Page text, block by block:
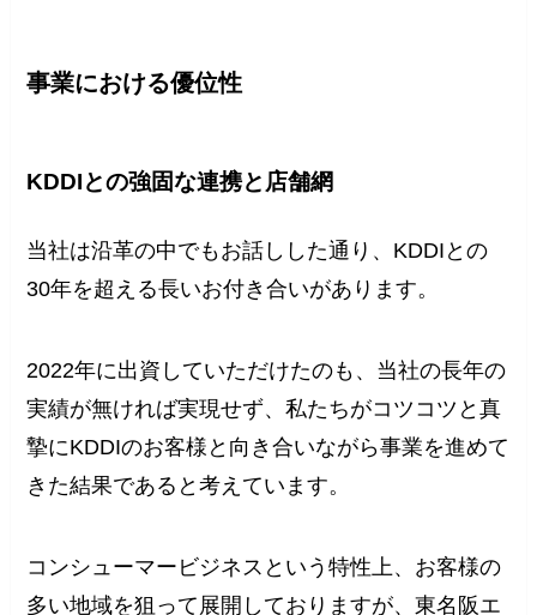
事業における優位性
KDDIとの強固な連携と店舗網
当社は沿革の中でもお話しした通り、KDDIとの
30年を超える長いお付き合いがあります。
2022年に出資していただけたのも、当社の長年の
実績が無ければ実現せず、私たちがコツコツと真
摯にKDDIのお客様と向き合いながら事業を進めて
きた結果であると考えています。
コンシューマービジネスという特性上、お客様の
多い地域を狙って展開しておりますが、東名阪エ